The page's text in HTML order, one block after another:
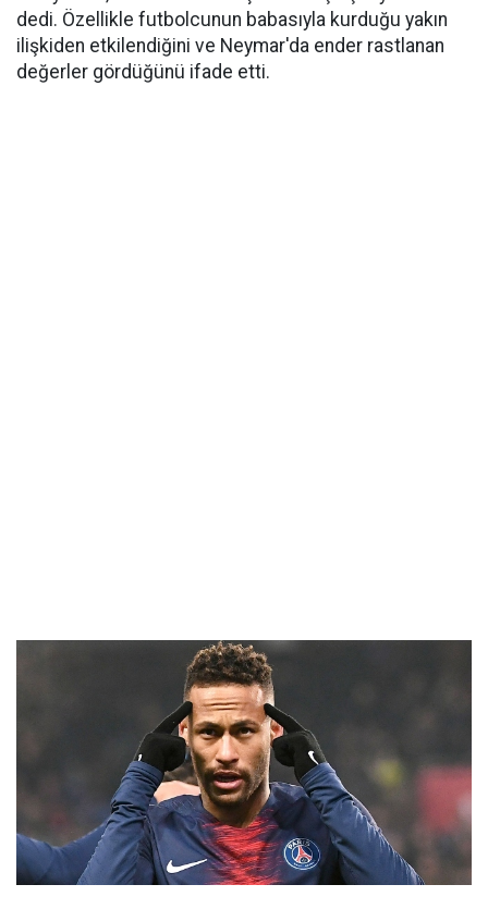
dedi. Özellikle futbolcunun babasıyla kurduğu yakın
ilişkiden etkilendiğini ve Neymar'da ender rastlanan
değerler gördüğünü ifade etti.